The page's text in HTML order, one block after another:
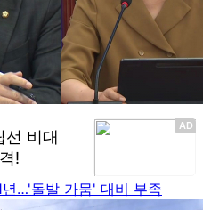
…'돌발 가뭄' 대비 부족